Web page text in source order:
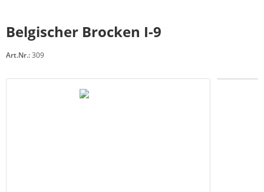
Belgischer Brocken I-9
Art.Nr.:309